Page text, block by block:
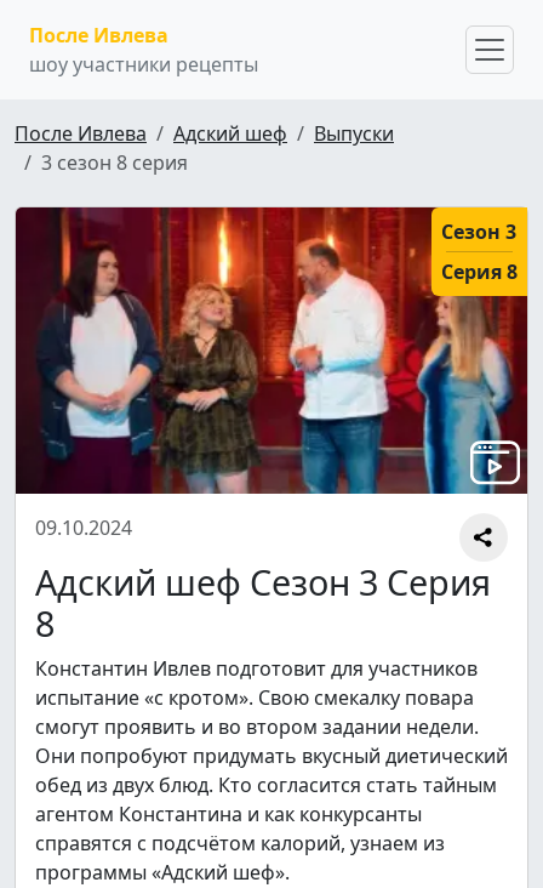
После Ивлева
шоу участники рецепты
После Ивлева Адский шеф
Выпуски
3 сезон 8 серия
Сезон 3
Серия 8
09.10.2024
Адский шеф Сезон 3 Серия
8
Константин Ивлев подготовит для участников
испытание «с кротом». Свою смекалку повара
смогут проявить и во втором задании недели.
Они попробуют придумать вкусный диетический
обед из двух блюд. Кто согласится стать тайным
агентом Константина и как конкурсанты
справятся с подсчётом калорий, узнаем из
программы «Адский шеф».